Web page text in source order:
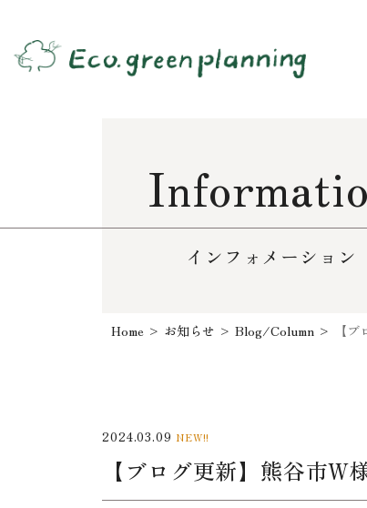
インフォメーション
Home > お知らせ >Blog/Column > 【
2024.03.09 NEW!!
【ブログ更新】熊谷市